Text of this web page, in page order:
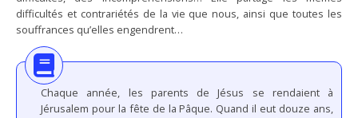
difficultés et contrariétés de la vie que nous, ainsi que toutes les
souffrances qu’elles engendrent…
Chaque année, les parents de Jésus se rendaient à
Jérusalem pour la fête de la Pâque. Quand il eut douze ans,